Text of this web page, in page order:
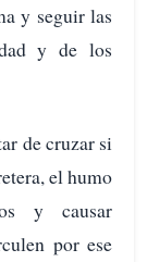
y seguir las
y de los
de cruzar si
el humo
y causar
por ese